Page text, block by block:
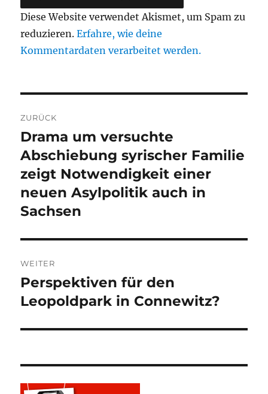
Diese Website verwendet Akismet, um Spam zu
reduzieren.Erfahre, wie deine
Kommentardaten verarbeitet werden.
ZURÜCK
Vorheriger
Beitrag:
Drama um versuchte
Abschiebung syrischer Familie
zeigt Notwendigkeit einer
neuen Asylpolitik auch in
Sachsen
WEITER
Nächster
Beitrag:
Perspektiven für den
Leopoldpark in Connewitz?